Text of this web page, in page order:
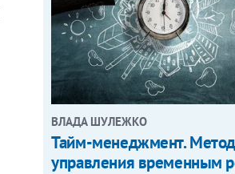
ВЛАДА ШУЛЕЖКО
Тайм-менеджмент.
управления временным